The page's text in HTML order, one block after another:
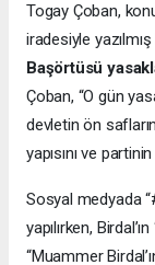
Togay Çoban,
iradesiyle
Başörtüsü
Çoban, “O gün
devletin ön
yapısını ve
Sosyal medyada
yapılırken,
“Muammer